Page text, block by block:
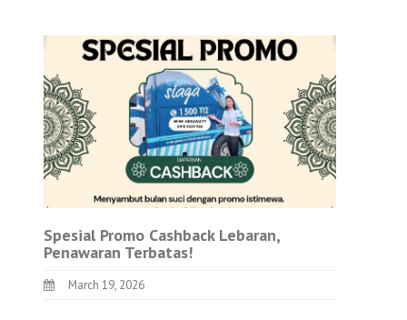
Spesial Promo Cashback Lebaran,
Penawaran Terbatas!
March 19, 2026